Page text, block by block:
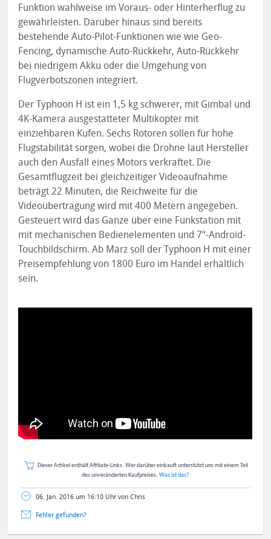
Funktion wahlweise im Voraus- oder Hinterherflug zu
gewährleisten. Darüber hinaus sind bereits
bestehende Auto-Pilot-Funktionen wie wie Geo-
Fencing, dynamische Auto-Rückkehr, Auto-Rückkehr
bei niedrigem Akku oder die Umgehung von
Flugverbotszonen integriert.
Der Typhoon H ist ein 1,5 kg schwerer, mit Gimbal und
4K-Kamera ausgestatteter Multikopter mit
einziehbaren Kufen. Sechs Rotoren sollen für hohe
Flugstabilität sorgen, wobei die Drohne laut Hersteller
auch den Ausfall eines Motors verkraftet. Die
Gesamtflugzeit bei gleichzeitiger Videoaufnahme
beträgt 22 Minuten, die Reichweite für die
Videoübertragung wird mit 400 Metern angegeben.
Gesteuert wird das Ganze über eine Funkstation mit
mit mechanischen Bedienelementen und 7“-Android-
Touchbildschirm. Ab März soll der Typhoon H mit einer
Preisempfehlung von 1800 Euro im Handel erhältlich
sein.
Dieser Artikel enthält Affiliate-Links. Wer darüber einkauft unterstützt uns mit einem Teil
des unveränderten Kaufpreises. Was ist das?
06. Jan. 2016 um 16:10 Uhr von Chris
Fehler gefunden?